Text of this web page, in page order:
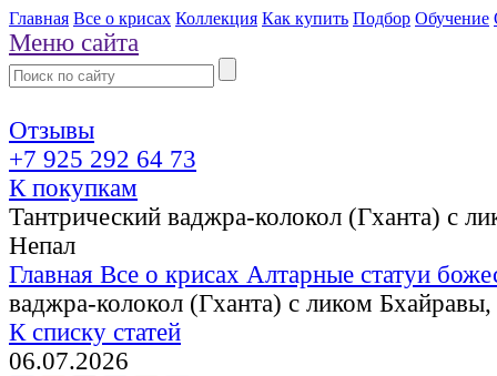
Главная Все о крисах Коллекция Как купить Подбор Обучение
Меню сайта
Отзывы
+7 925 292 64 73
К покупкам
Тантрический ваджра-колокол (Гханта) с
Непал
Главная Все о крисах Алтарные статуи
ваджра-колокол (Гханта) с ликом
К списку статей
06.07.2026